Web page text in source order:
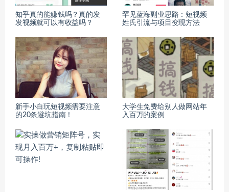
知乎真的能赚钱吗？真的发
发视频就可以有收益吗？
罕见蓝海副业思路：短视频
姓氏引流与项目变现方法
新手小白玩短视频需要注意
的20条避坑指南！
​大学生免费给别人做网站年
入百万的案例